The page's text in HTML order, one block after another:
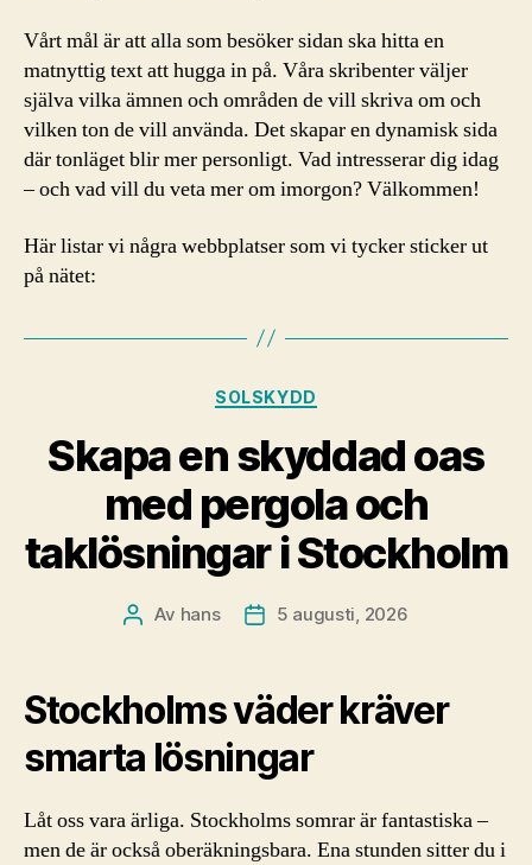
Vårt mål är att alla som besöker sidan ska hitta en
matnyttig text att hugga in på. Våra skribenter väljer
själva vilka ämnen och områden de vill skriva om och
vilken ton de vill använda. Det skapar en dynamisk sida
där tonläget blir mer personligt. Vad intresserar dig idag
– och vad vill du veta mer om imorgon? Välkommen!
Här listar vi några webbplatser som vi tycker sticker ut
på nätet:
Kategorier
SOLSKYDD
Skapa en skyddad oas
med pergola och
taklösningar i Stockholm
Inläggsförfattare
Av hans Inläggsdatum
5 augusti, 2026
Stockholms väder kräver
smarta lösningar
Låt oss vara ärliga. Stockholms somrar är fantastiska –
men de är också oberäkningsbara. Ena stunden sitter du i